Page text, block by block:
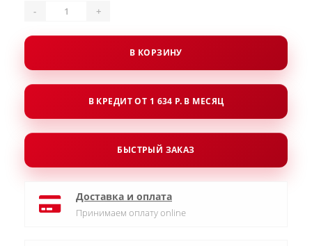
- +
В КОРЗИНУ
В КРЕДИТ ОТ 1 634 Р. В МЕСЯЦ
БЫСТРЫЙ ЗАКАЗ
Доставка и оплата
Принимаем оплату online